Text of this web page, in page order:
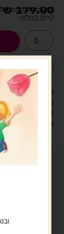
179.00
קיים במלאי
לארוז את
מעל 329 ש"ח, משלוח עם שליח עד הבית חינם! – 0 ₪
משלוח עם שליח עד הבית:
זמן אספקה: עד 4 ימי עסקים.
איסוף עצמי: מ"ביתר טויס"